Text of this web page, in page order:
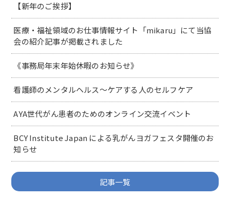
【新年のご挨拶】
医療・福祉領域のお仕事情報サイト「mikaru」にて当協
会の紹介記事が掲載されました
《事務局年末年始休暇のお知らせ》
看護師のメンタルヘルス～ケアする人のセルフケア
AYA世代がん患者のためのオンライン交流イベント
BCY Institute Japan による乳がんヨガフェスタ開催のお
知らせ
記事一覧